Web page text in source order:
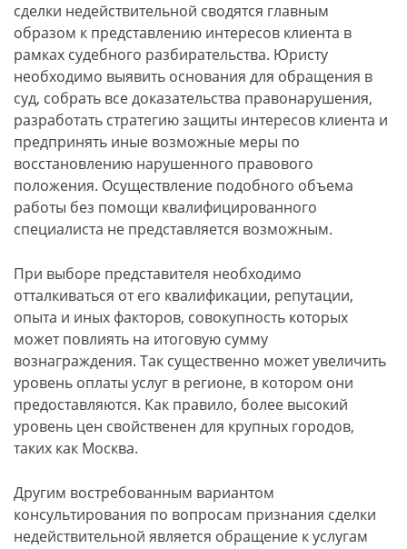
сделки недействительной сводятся главным
образом к представлению интересов клиента в
рамках судебного разбирательства. Юристу
необходимо выявить основания для обращения в
суд, собрать все доказательства правонарушения,
разработать стратегию защиты интересов клиента и
предпринять иные возможные меры по
восстановлению нарушенного правового
положения. Осуществление подобного объема
работы без помощи квалифицированного
специалиста не представляется возможным.
При выборе представителя необходимо
отталкиваться от его квалификации, репутации,
опыта и иных факторов, совокупность которых
может повлиять на итоговую сумму
вознаграждения. Так существенно может увеличить
уровень оплаты услуг в регионе, в котором они
предоставляются. Как правило, более высокий
уровень цен свойственен для крупных городов,
таких как Москва.
Другим востребованным вариантом
консультирования по вопросам признания сделки
недействительной является обращение к услугам